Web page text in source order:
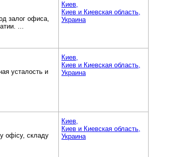
залог офиса,
...
Киев,
Киев и Киевская область,
Украина
усталость и
Киев,
Киев и Киевская область,
Украина
офісу, складу
Киев,
Киев и Киевская область,
Украина